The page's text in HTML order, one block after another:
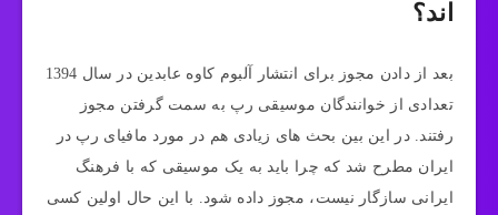
اند؟
بعد از دادن مجوز برای انتشار آلبوم کاوه عابدین در سال 1394
تعدادی از خوانندگان موسیقی رپ به سمت گرفتن مجوز
رفتند. در این بین بحث های زیادی هم در مورد مافیای رپ در
ایران مطرح شد که چرا باید به یک موسیقی که با فرهنگ
ایرانی سازگار نیست، مجوز داده شود. با این حال اولین کسی